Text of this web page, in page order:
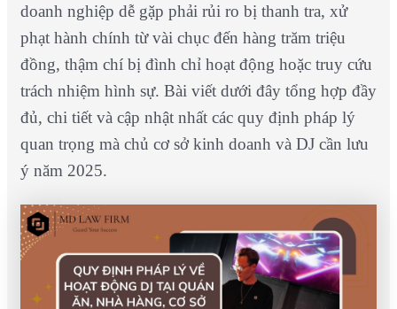
doanh nghiệp dễ gặp phải rủi ro bị thanh tra, xử
phạt hành chính từ vài chục đến hàng trăm triệu
đồng, thậm chí bị đình chỉ hoạt động hoặc truy cứu
trách nhiệm hình sự. Bài viết dưới đây tổng hợp đầy
đủ, chi tiết và cập nhật nhất các quy định pháp lý
quan trọng mà chủ cơ sở kinh doanh và DJ cần lưu
ý năm 2025.